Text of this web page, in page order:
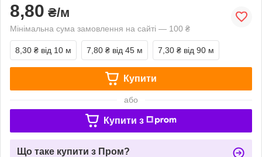
8,80 ₴/м
Мінімальна сума замовлення на сайті — 100 ₴
8,30 ₴ від 10 м 7,80 ₴ від 45 м 7,30 ₴ від 90 м
Купити
або
Купити з
Що таке купити з Пром?